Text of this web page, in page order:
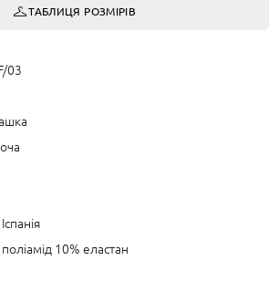
ТАБЛИЦЯ РОЗМІРІВ
03
Іспанія
10% еластан